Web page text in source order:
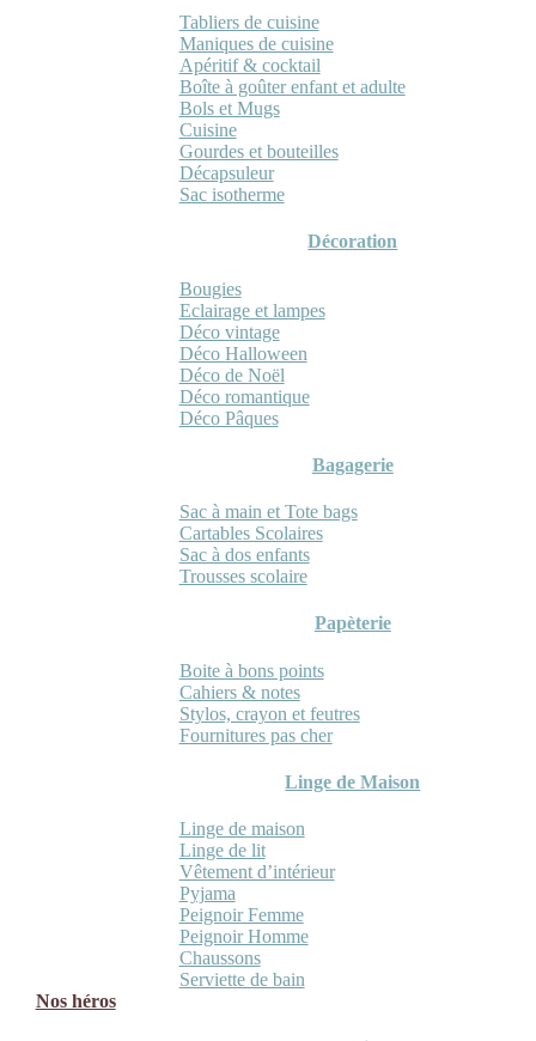
Tabliers de cuisine
Maniques de cuisine
Apéritif & cocktail
Boîte à goûter enfant et adulte
Bols et Mugs
Cuisine
Gourdes et bouteilles
Décapsuleur
Sac isotherme
Décoration
Bougies
Eclairage et lampes
Déco vintage
Déco Halloween
Déco de Noël
Déco romantique
Déco Pâques
Bagagerie
Sac à main et Tote bags
Cartables Scolaires
Sac à dos enfants
Trousses scolaire
Papèterie
Boite à bons points
Cahiers & notes
Stylos, crayon et feutres
Fournitures pas cher
Linge de Maison
Linge de maison
Linge de lit
Vêtement d’intérieur
Pyjama
Peignoir Femme
Peignoir Homme
Chaussons
Serviette de bain
Nos héros